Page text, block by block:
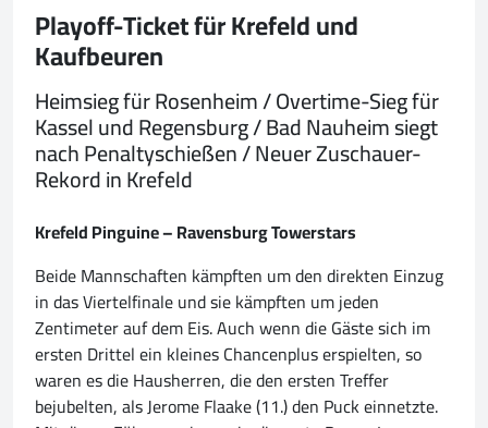
Playoff-Ticket für Krefeld und
Kaufbeuren
Heimsieg für Rosenheim / Overtime-Sieg für
Kassel und Regensburg / Bad Nauheim siegt
nach Penaltyschießen / Neuer Zuschauer-
Rekord in Krefeld
Krefeld Pinguine – Ravensburg Towerstars
Beide Mannschaften kämpften um den direkten Einzug
in das Viertelfinale und sie kämpften um jeden
Zentimeter auf dem Eis. Auch wenn die Gäste sich im
ersten Drittel ein kleines Chancenplus erspielten, so
waren es die Hausherren, die den ersten Treffer
bejubelten, als Jerome Flaake (11.) den Puck einnetzte.